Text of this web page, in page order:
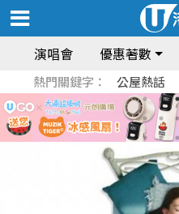
演唱會 優惠著數
熱門關鍵字： 公屋熱話